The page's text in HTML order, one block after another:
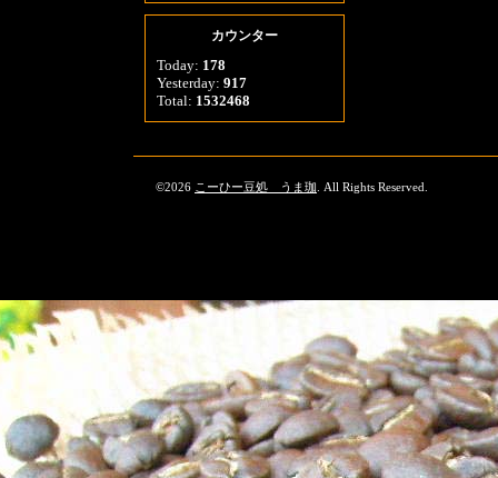
カウンター
Today: 178
Yesterday: 917
Total: 1532468
©2026 こーひー豆処 うま珈 . All Rights Reserved.